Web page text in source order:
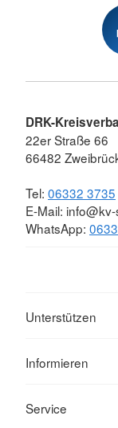
DRK-
22er Straße 66
66482
Tel: 06332 3735
E-Mail:
WhatsApp:
Unterstützen
Informieren
Service